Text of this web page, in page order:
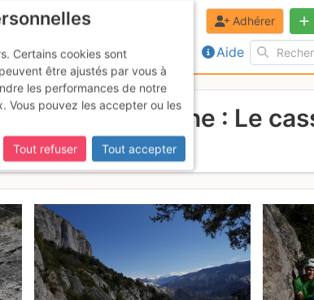
Aide
Adhérer
+ Jeanne : Le
Certains cookies sont
être ajustés par vous à
les performances de notre
Vous pouvez les accepter ou les
Tout refuser
Tout accepter